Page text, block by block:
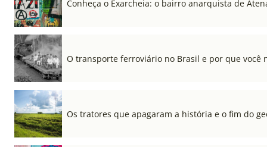
Conheça o Exarcheia: o bairro anarquista de
O transporte ferroviário no Brasil e por que você
Os tratores que apagaram a história e o fim do